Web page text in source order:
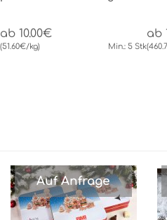
ab 10.00€
(51.60€/kg) Min.: 5 Stk
ab
Auf Anfrage